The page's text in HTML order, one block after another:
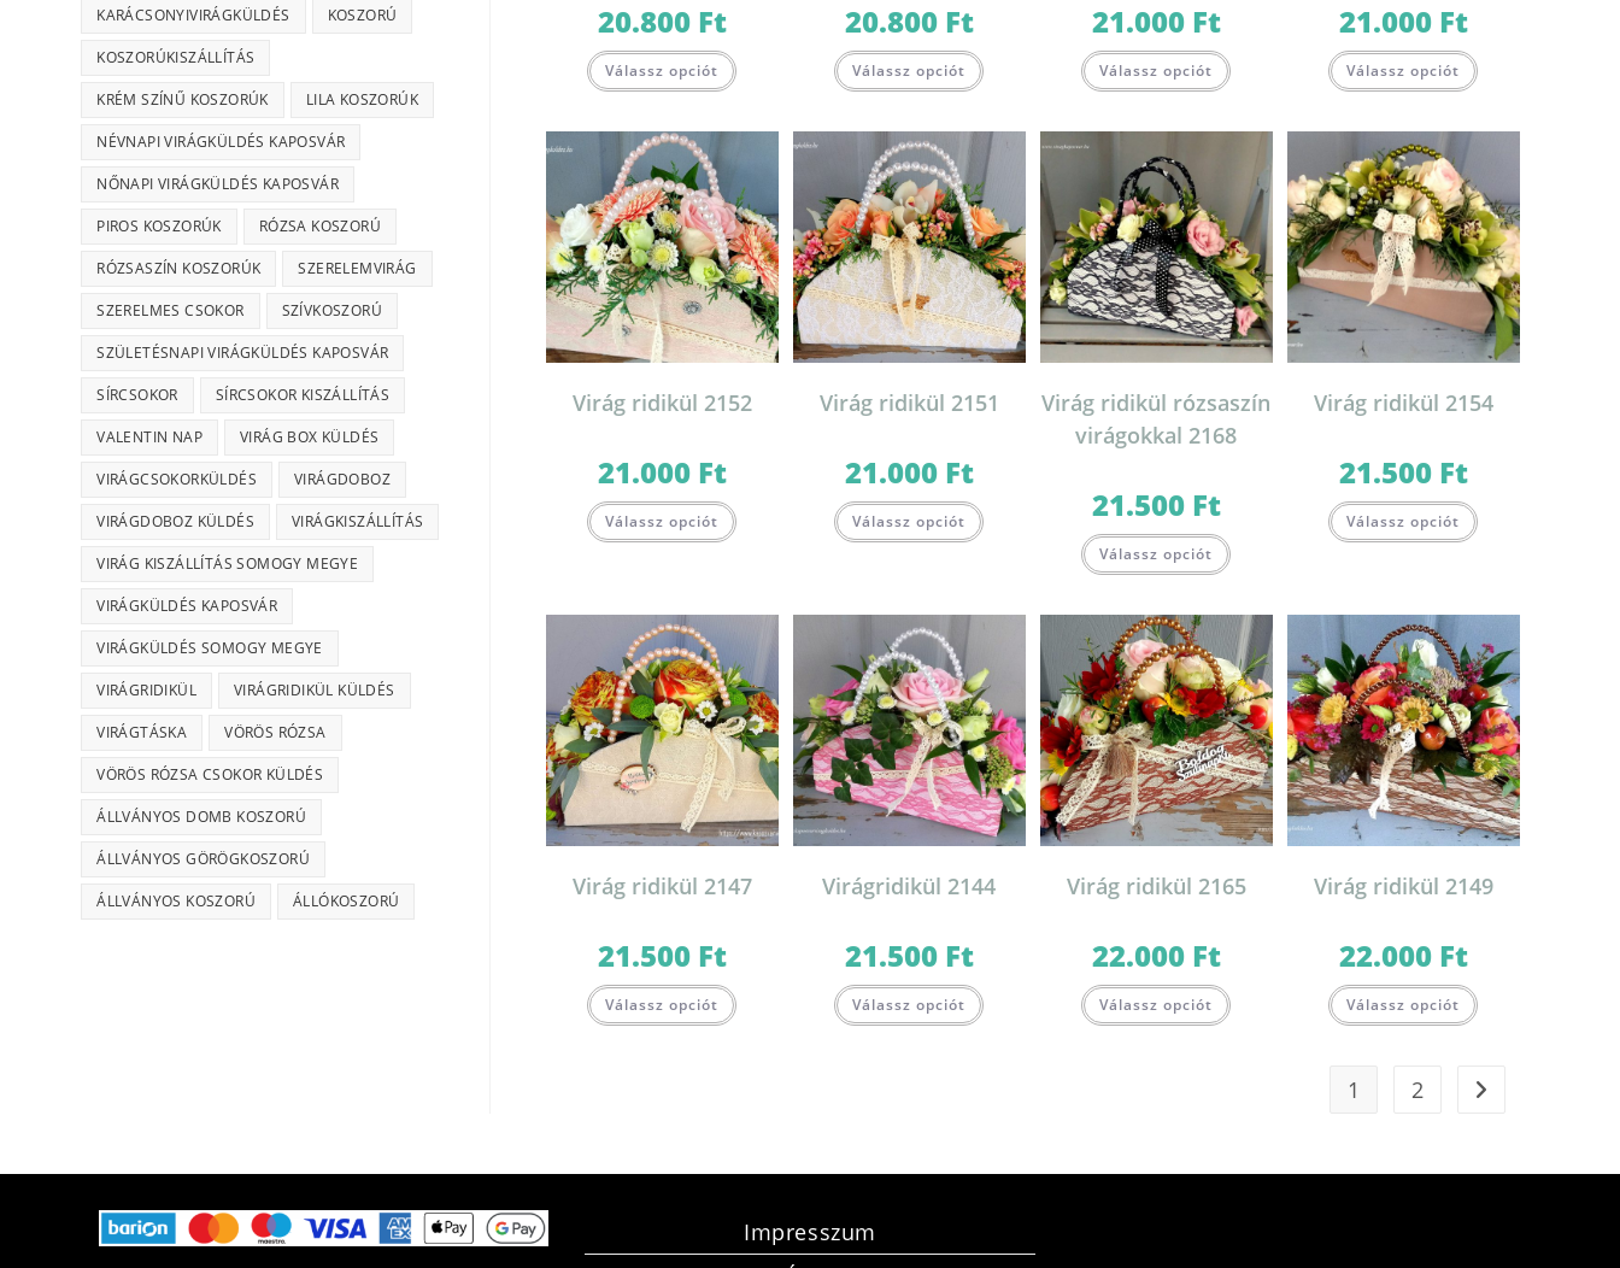
20.800 Ft
Válassz opciót
20.800 Ft
Válassz opciót
21.000 Ft
Válassz opciót
21.000 Ft
Válassz opciót
Virág ridikül 2152
21.000 Ft
Válassz opciót
Virág ridikül 2151
21.000 Ft
Válassz opciót
Virág ridikül rózsaszín
virágokkal 2168
21.500 Ft
Válassz opciót
Virág ridikül 2154
21.500 Ft
Válassz opciót
Virág ridikül 2147
21.500 Ft
Válassz opciót
Virágridikül 2144
21.500 Ft
Válassz opciót
Virág ridikül 2165
22.000 Ft
Válassz opciót
Virág ridikül 2149
22.000 Ft
Válassz opciót
1 2
KARÁCSONYIVIRÁGKÜLDÉS KOSZORÚ
KOSZORÚKISZÁLLÍTÁS
KRÉM SZÍNŰ KOSZORÚK LILA KOSZORÚK
NÉVNAPI VIRÁGKÜLDÉS KAPOSVÁR
NŐNAPI VIRÁGKÜLDÉS KAPOSVÁR
PIROS KOSZORÚK RÓZSA KOSZORÚ
RÓZSASZÍN KOSZORÚK SZERELEMVIRÁG
SZERELMES CSOKOR SZÍVKOSZORÚ
SZÜLETÉSNAPI VIRÁGKÜLDÉS KAPOSVÁR
SÍRCSOKOR SÍRCSOKOR KISZÁLLÍTÁS
VALENTIN NAP VIRÁG BOX KÜLDÉS
VIRÁGCSOKORKÜLDÉS VIRÁGDOBOZ
VIRÁGDOBOZ KÜLDÉS VIRÁGKISZÁLLÍTÁS
VIRÁG KISZÁLLÍTÁS SOMOGY MEGYE
VIRÁGKÜLDÉS KAPOSVÁR
VIRÁGKÜLDÉS SOMOGY MEGYE
VIRÁGRIDIKÜL VIRÁGRIDIKÜL KÜLDÉS
VIRÁGTÁSKA VÖRÖS RÓZSA
VÖRÖS RÓZSA CSOKOR KÜLDÉS
ÁLLVÁNYOS DOMB KOSZORÚ
ÁLLVÁNYOS GÖRÖGKOSZORÚ
ÁLLVÁNYOS KOSZORÚ ÁLLÓKOSZORÚ
Impresszum